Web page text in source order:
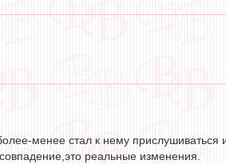
менее стал к нему прислушиваться
реальные изменения.